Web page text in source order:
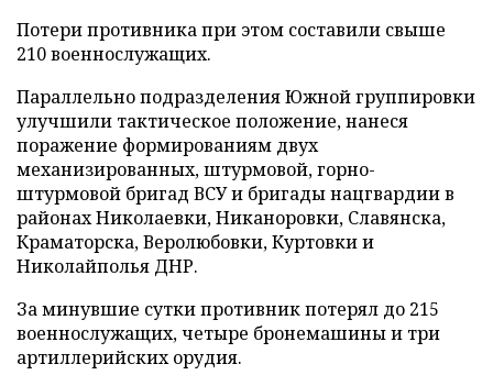
Потери противника при этом составили свыше
210 военнослужащих.
Параллельно подразделения Южной группировки
улучшили тактическое положение, нанеся
поражение формированиям двух
механизированных, штурмовой, горно-
штурмовой бригад ВСУ и бригады нацгвардии в
районах Николаевки, Никаноровки, Славянска,
Краматорска, Веролюбовки, Куртовки и
Николайполья ДНР.
За минувшие сутки противник потерял до 215
военнослужащих, четыре бронемашины и три
артиллерийских орудия.